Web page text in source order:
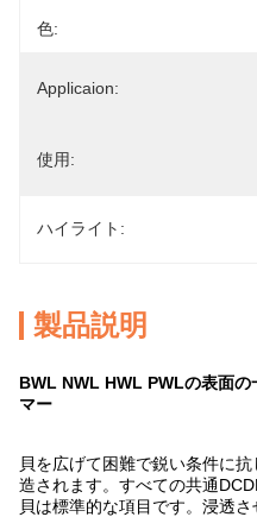
色:
Applicaion:
使用:
ハイライト:
製品説明
BWL NWL HWL PWLの表面
マー
貝を広げて困難で鋭い条件に
造されます。すべての共通
貝は標準的な項目です。浸透